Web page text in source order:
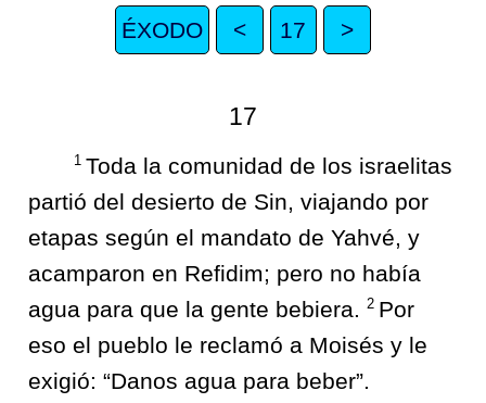
ÉXODO < 17 >
17
1 Toda la comunidad de los israelitas
partió del desierto de Sin, viajando por
etapas según el mandato de Yahvé, y
acamparon en Refidim; pero no había
agua para que la gente bebiera. 2 Por
eso el pueblo le reclamó a Moisés y le
exigió: “Danos agua para beber”.